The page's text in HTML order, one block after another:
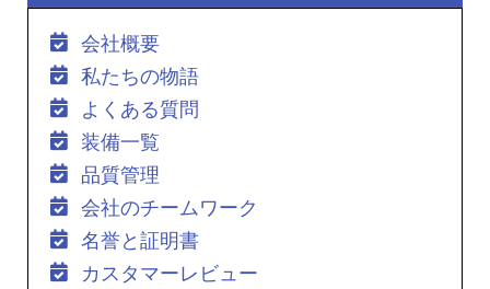
会社概要
私たちの物語
よくある質問
装備一覧
品質管理
会社のチームワーク
名誉と証明書
カスタマーレビュー